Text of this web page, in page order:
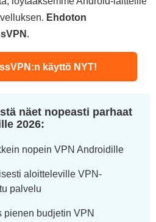
Ehdoton
.
käyttö NYT!
näet nopeasti parhaat
2026:
nopein VPN Androidille
aloitteleville VPN-
palvelu
pienen budjetin VPN